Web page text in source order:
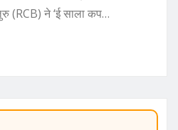
(RCB) ने ‘ई साला कप…